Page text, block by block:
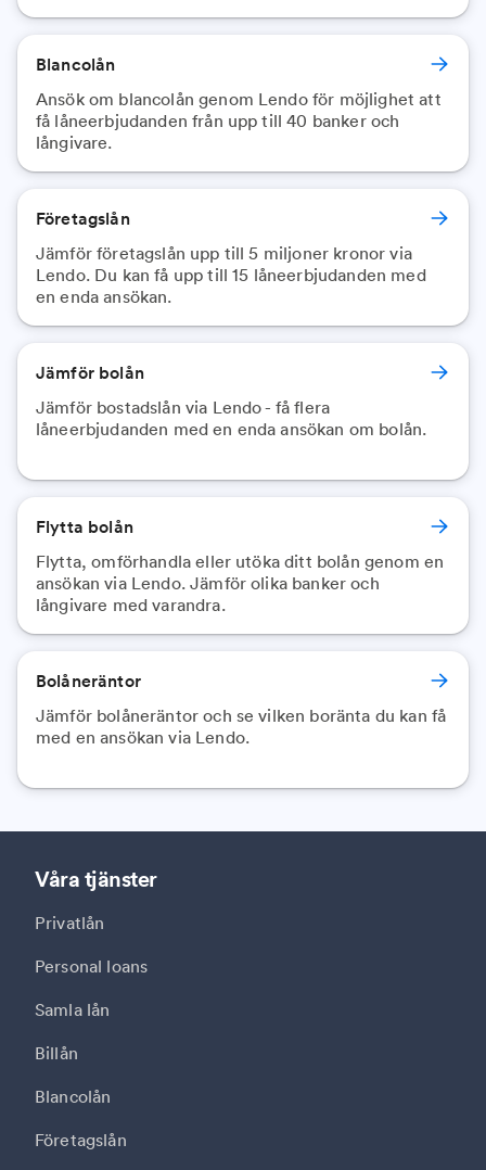
Blancolån
Ansök om blancolån genom Lendo för möjlighet att
få låneerbjudanden från upp till 40 banker och
långivare.
Företagslån
Jämför företagslån upp till 5 miljoner kronor via
Lendo. Du kan få upp till 15 låneerbjudanden med
en enda ansökan.
Jämför bolån
Jämför bostadslån via Lendo - få flera
låneerbjudanden med en enda ansökan om bolån.
Flytta bolån
Flytta, omförhandla eller utöka ditt bolån genom en
ansökan via Lendo. Jämför olika banker och
långivare med varandra.
Bolåneräntor
Jämför bolåneräntor och se vilken boränta du kan få
med en ansökan via Lendo.
Våra tjänster
Privatlån
Personal loans
Samla lån
Billån
Blancolån
Företagslån